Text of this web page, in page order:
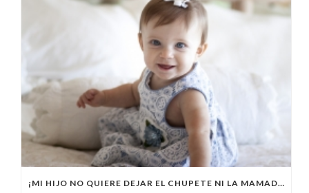
¡MI HIJO NO QUIERE DEJAR EL CHUPETE NI LA MAMADERA! RECOMENDACIONES Y ADVERTENCIAS SOBRE EL USO DE ESTOS ELEMENTOS